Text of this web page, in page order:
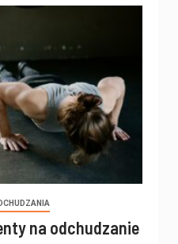
na odchudzanie